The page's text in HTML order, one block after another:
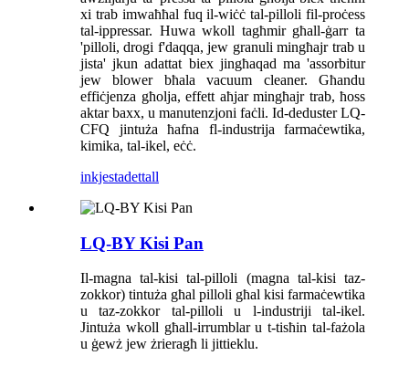
xi trab imwaħħal fuq il-wiċċ tal-pilloli fil-proċess
tal-ippressar. Huwa wkoll tagħmir għall-ġarr ta
'pilloli, drogi f'daqqa, jew granuli mingħajr trab u
jista' jkun adattat biex jingħaqad ma 'assorbitur
jew blower bħala vacuum cleaner. Għandu
effiċjenza għolja, effett aħjar mingħajr trab, ħoss
aktar baxx, u manutenzjoni faċli. Id-deduster LQ-
CFQ jintuża ħafna fl-industrija farmaċewtika,
kimika, tal-ikel, eċċ.
inkjestadettall
LQ-BY Kisi Pan
Il-magna tal-kisi tal-pilloli (magna tal-kisi taz-
zokkor) tintuża għal pilloli għal kisi farmaċewtika
u taz-zokkor tal-pilloli u l-industriji tal-ikel.
Jintuża wkoll għall-irrumblar u t-tisħin tal-fażola
u ġewż jew żrieragħ li jittieklu.